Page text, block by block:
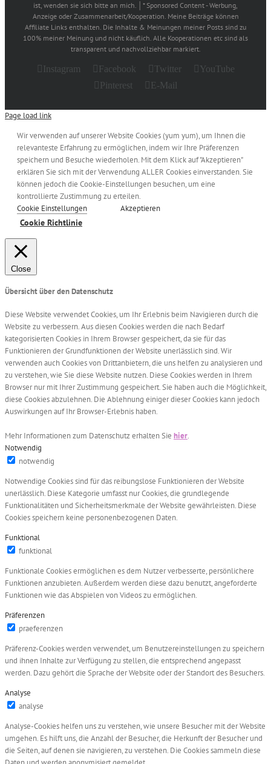
ist, wenden sie sich bitte an mich. │* Sponsored Content - Werbung,
Anzeige oder Zusammenarbeit/Kooperation. Meine Beiträge können
Affiliate Links enthalten. Die Inhalte & Meinungen meiner Posts sind zu
100% meiner Meinung und nicht käuflich. Alle Kooperationen etc sind als
transparent und nachvollziehbar markiert.
Instagram Facebook Twitter
YouTube
Pinterest
E-Mail
Page load link
Wir verwenden auf unserer Website Cookies (yum yum), um Ihnen die
relevanteste Erfahrung zu ermöglichen, indem wir Ihre Präferenzen
speichern und Besuche wiederholen. Mit dem Klick auf "Akzeptieren"
erklären Sie sich mit der Verwendung ALLER Cookies einverstanden. Sie
können jedoch die Cookie-Einstellungen besuchen, um eine
kontrollierte Zustimmung zu erteilen.
Cookie Einstellungen
Akzeptieren
Cookie Richtlinie
Close
Übersicht über den Datenschutz
Diese Website verwendet Cookies, um Ihr Erlebnis beim Navigieren durch die
Website zu verbessern. Aus diesen Cookies werden die nach Bedarf
kategorisierten Cookies in Ihrem Browser gespeichert, da sie für das
Funktionieren der Grundfunktionen der Website unerlässlich sind. Wir
verwenden auch Cookies von Drittanbietern, die uns helfen zu analysieren und
zu verstehen, wie Sie diese Website nutzen. Diese Cookies werden in Ihrem
Browser nur mit Ihrer Zustimmung gespeichert. Sie haben auch die Möglichkeit,
diese Cookies abzulehnen. Die Ablehnung einiger dieser Cookies kann jedoch
Auswirkungen auf Ihr Browser-Erlebnis haben.
Mehr Informationen zum Datenschutz erhalten Sie hier.
Notwendig
notwendig
Notwendige Cookies sind für das reibungslose Funktionieren der Website
unerlässlich. Diese Kategorie umfasst nur Cookies, die grundlegende
Funktionalitäten und Sicherheitsmerkmale der Website gewährleisten. Diese
Cookies speichern keine personenbezogenen Daten.
Funktional
funktional
Funktionale Cookies ermöglichen es dem Nutzer verbesserte, persönlichere
Funktionen anzubieten. Außerdem werden diese dazu benutzt, angeforderte
Funktionen wie das Abspielen von Videos zu ermöglichen.
Präferenzen
praeferenzen
Präferenz-Cookies werden verwendet, um Benutzereinstellungen zu speichern
und ihnen Inhalte zur Verfügung zu stellen, die entsprechend angepasst
werden. Dazu gehört die Sprache der Website oder der Standort des Besuchers.
Analyse
analyse
Analyse-Cookies helfen uns zu verstehen, wie unsere Besucher mit der Website
umgehen. Es hilft uns, die Anzahl der Besucher, die Herkunft der Besucher und
die Seiten, auf denen sie navigieren, zu verstehen. Die Cookies sammeln diese